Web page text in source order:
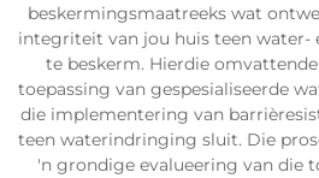
beskermingsmaatreeks wat
integriteit van jou huis teen
te beskerm. Hierdie
toepassing van gespesialiseerde
die implementering van
teen waterindringing sluit. Die
'n grondige evalueering van die